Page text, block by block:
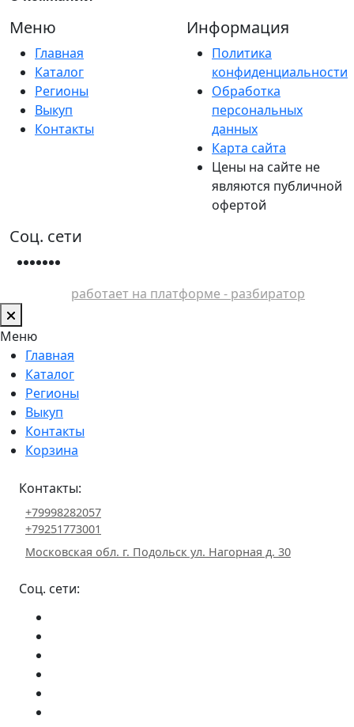
Меню
Главная
Каталог
Регионы
Выкуп
Контакты
Информация
Политика
конфиденциальности
Обработка
персональных
данных
Карта сайта
Цены на сайте не
являются публичной
офертой
Соц. сети
работает на платформе - разбиратор
Меню
Главная
Каталог
Регионы
Выкуп
Контакты
Корзина
Контакты:
+79998282057
+79251773001
Московская обл. г. Подольск ул. Нагорная д. 30
Соц. сети: